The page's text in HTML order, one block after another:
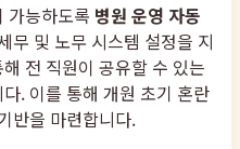
가능하도록 병원 운영 자동
무 및 노무 시스템 설정을 지
해 전 직원이 공유할 수 있는
. 이를 통해 개원 초기 혼란
반을 마련합니다.